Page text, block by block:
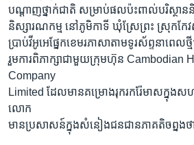
បណ្តាញថ្នាក់ជាតិ សម្រាប់ផលប៉ះពាល់បរិស្ថា
និស្សារណកម្ម នៅភូមិកាទី ឃុំស្រែព្រះ ស្រុកកែ
ប្រាប់វីអូអេផ្នែកខេមរភាសាតាមទូរស័ព្ទនាពេ
រួមការពិភាក្សាជាមួយក្រុមហ៊ុន Cambodian
Company
Limited ដែលមានគម្រោងរុករករ៉ែមាសក្នុ
លោក
មានប្រសាសន៍ក្នុងសំនៀងជនជានភាគតិចព្នងថ